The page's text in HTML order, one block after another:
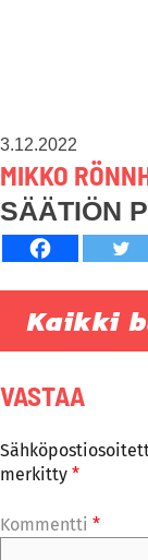
3.12.2022
MIKKO
SÄÄTIÖN
Kaikki
VASTAA
merkitty *
Kommentti *